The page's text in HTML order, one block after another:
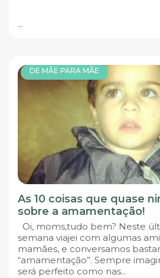
...
DE MÃE PARA MÃE
As 10 coisas que quase
sobre a amamentação!
Oi, moms,tudo bem? Neste
semana viajei com algumas
mamães, e conversamos
“amamentação”. Sempre
será perfeito como nas...